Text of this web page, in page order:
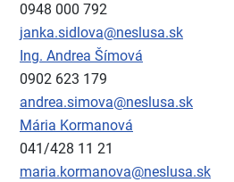
0948 000 792
janka.sidlova@neslusa.sk
Ing. Andrea Šímová
0902 623 179
andrea.simova@neslusa.sk
Mária Kormanová
041/428 11 21
maria.kormanova@neslusa.sk